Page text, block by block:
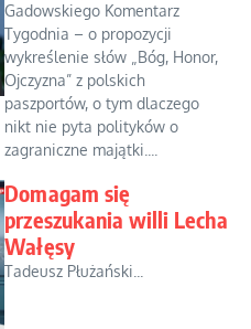
Gadowskiego Komentarz
Tygodnia – o propozycji
wykreślenie słów „Bóg, Honor,
Ojczyzna” z polskich
paszportów, o tym dlaczego
nikt nie pyta polityków o
zagraniczne majątki....
Domagam się
przeszukania willi Lecha
Wałęsy
Tadeusz Płużański...